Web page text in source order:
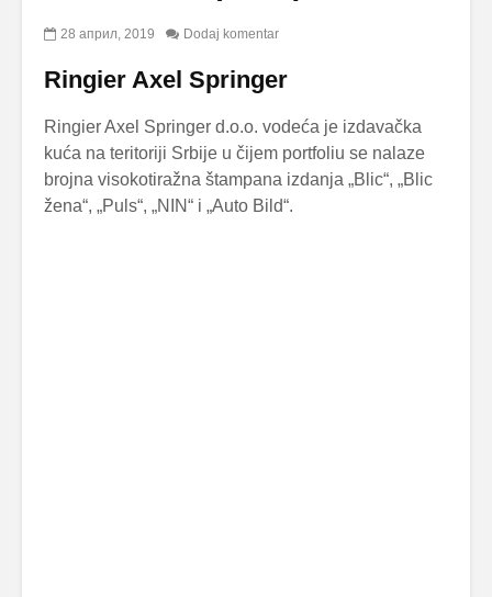
28 април, 2019 Dodaj komentar
Ringier Axel Springer
Ringier Axel Springer d.o.o. vodeća je izdavačka
kuća na teritoriji Srbije u čijem portfoliu se nalaze
brojna visokotiražna štampana izdanja „Blic“, „Blic
žena“, „Puls“, „NIN“ i „Auto Bild“.